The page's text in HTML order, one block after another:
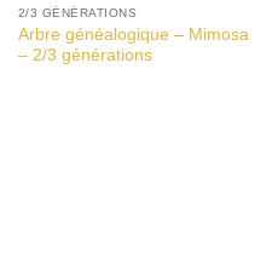
2/3 GÉNÉRATIONS
Arbre généalogique – Mimosa
– 2/3 générations